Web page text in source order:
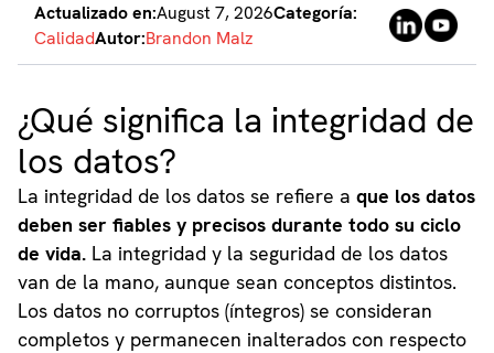
Actualizado en:August 7, 2026Categoría:
CalidadAutor:Brandon Malz
¿Qué significa la integridad de
los datos?
La integridad de los datos se refiere a que los datos
deben ser fiables y precisos durante todo su ciclo
de vida.La integridad y la seguridad de los datos
van de la mano, aunque sean conceptos distintos.
Los datos no corruptos (íntegros) se consideran
completos y permanecen inalterados con respecto